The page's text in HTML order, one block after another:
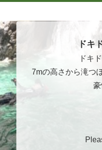
ドキ
ドキ
7mの高さから滝つ